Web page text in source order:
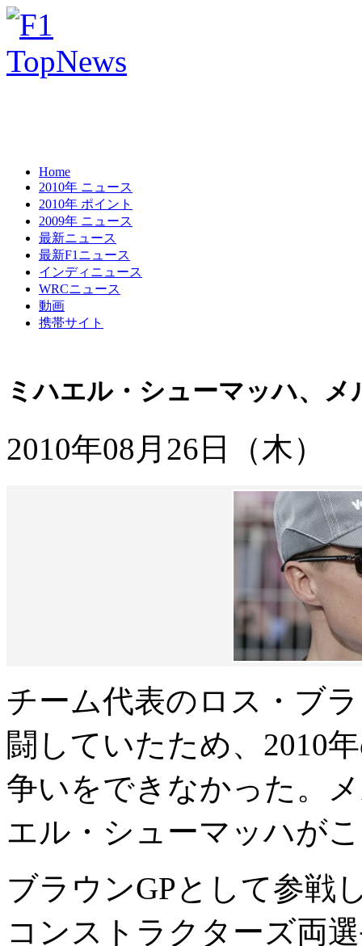
Home
2010年 ニュース
2010年 ポイント
2009年 ニュース
最新ニュース
最新F1ニュース
インディニュース
WRCニュース
動画
携帯サイト
ミハエル・シューマッハ、
2010年08月26日（木）
チーム代表のロス・ブ
闘していたため、2010
争いをできなかった。
エル・シューマッハが
ブラウンGPとして参戦
コンストラクターズ両